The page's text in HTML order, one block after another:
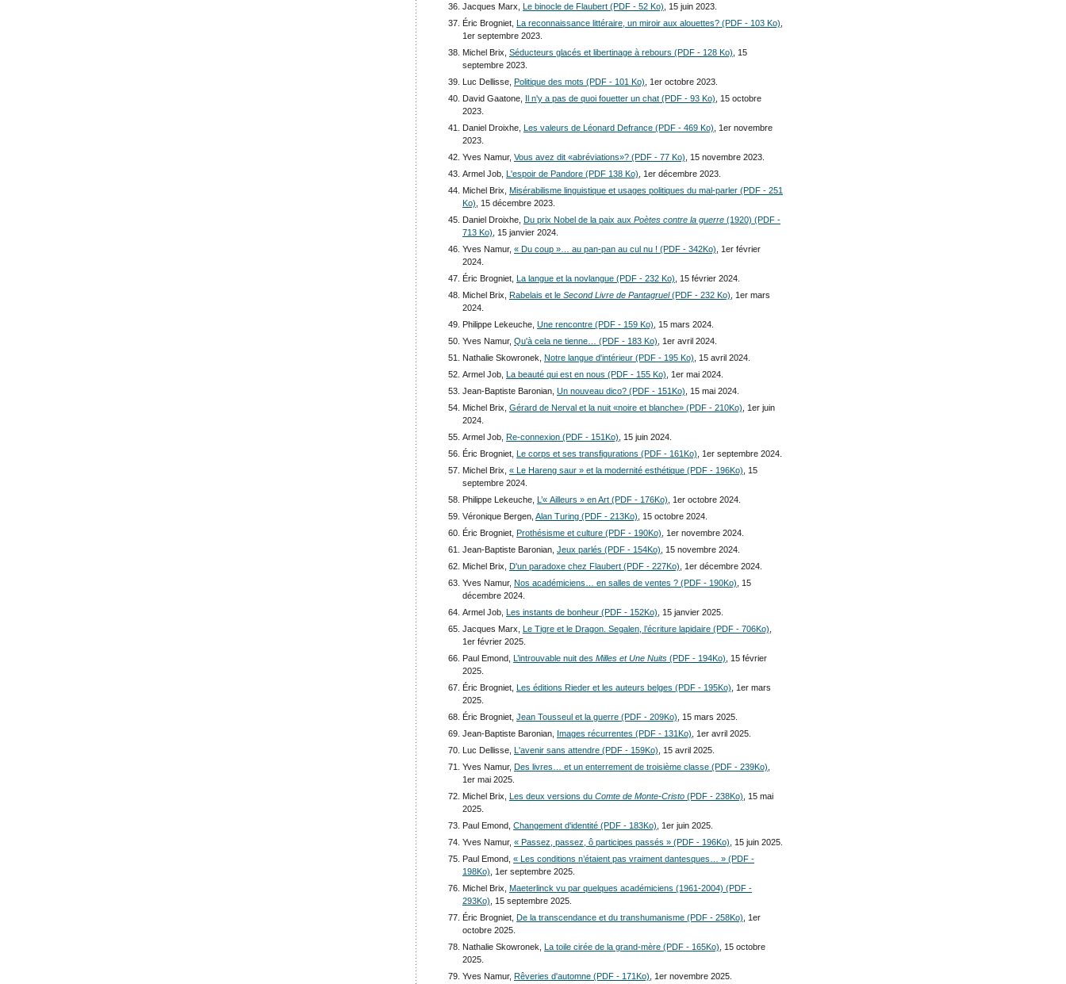
Jacques Marx, Le binocle de Flaubert (PDF - 52 Ko) , 15 juin 2023.
Éric Brogniet, La reconnaissance littéraire, un miroir aux alouettes? (PDF - 103 Ko)
1er septembre 2023.
Michel Brix, Séducteurs glacés et libertinage à rebours (PDF - 128 Ko) , 15
septembre 2023.
Luc Dellisse, Politique des mots (PDF - 101 Ko) , 1er octobre 2023.
David Gaatone, Il n'y a pas de quoi fouetter un chat (PDF - 93 Ko) , 15 octobre
2023.
Daniel Droixhe, Les valeurs de Léonard Defrance (PDF - 469 Ko) , 1er novembre
2023.
Yves Namur, Vous avez dit «abréviations»? (PDF - 77 Ko) , 15 novembre 2023.
Armel Job, L'espoir de Pandore (PDF 138 Ko) , 1er décembre 2023.
Michel Brix, Misérabilisme linguistique et usages politiques du mal-parler (PDF - 251
Ko) , 15 décembre 2023.
Daniel Droixhe, Du prix Nobel de la paix aux Poètes contre la guerre (1920) (PDF -
713 Ko) , 15 janvier 2024.
Yves Namur, « Du coup »… au pan-pan au cul nu ! (PDF - 342Ko) , 1er février
2024.
Éric Brogniet, La langue et la novlangue (PDF - 232 Ko) , 15 février 2024.
Michel Brix, Rabelais et le Second Livre de Pantagruel(PDF - 232 Ko) , 1er mars
2024.
Philippe Lekeuche, Une rencontre (PDF - 159 Ko) , 15 mars 2024.
Yves Namur, Qu'à cela ne tienne… (PDF - 183 Ko) , 1er avril 2024.
Nathalie Skowronek, Notre langue d'intérieur (PDF - 195 Ko) , 15 avril 2024.
Armel Job, La beauté qui est en nous (PDF - 155 Ko) , 1er mai 2024.
Jean-Baptiste Baronian, Un nouveau dico? (PDF - 151Ko) , 15 mai 2024.
Michel Brix, Gérard de Nerval et la nuit «noire et blanche» (PDF - 210Ko) , 1er juin
2024.
Armel Job, Re-connexion (PDF - 151Ko) , 15 juin 2024.
Éric Brogniet, Le corps et ses transfigurations (PDF - 161Ko) , 1er septembre 2024.
Michel Brix, « Le Hareng saur » et la modernité esthétique (PDF - 196Ko) , 15
septembre 2024.
Philippe Lekeuche, L’« Ailleurs » en Art (PDF - 176Ko) , 1er octobre 2024.
Véronique Bergen, Alan Turing (PDF - 213Ko) , 15 octobre 2024.
Éric Brogniet, Prothésisme et culture (PDF - 190Ko) , 1er novembre 2024.
Jean-Baptiste Baronian, Jeux parlés (PDF - 154Ko) , 15 novembre 2024.
Michel Brix, D'un paradoxe chez Flaubert (PDF - 227Ko) , 1er décembre 2024.
Yves Namur, Nos académiciens… en salles de ventes ? (PDF - 190Ko) , 15
décembre 2024.
Armel Job, Les instants de bonheur (PDF - 152Ko) , 15 janvier 2025.
Jacques Marx, Le Tigre et le Dragon. Segalen, l’écriture lapidaire (PDF - 706Ko)
1er février 2025.
Paul Emond, L’introuvable nuit des Milles et Une Nuits (PDF - 194Ko) , 15 février
2025.
Éric Brogniet, Les éditions Rieder et les auteurs belges (PDF - 195Ko) , 1er mars
2025.
Éric Brogniet, Jean Tousseul et la guerre (PDF - 209Ko) , 15 mars 2025.
Jean-Baptiste Baronian, Images récurrentes (PDF - 131Ko) , 1er avril 2025.
Luc Dellisse, L'avenir sans attendre (PDF - 159Ko) , 15 avril 2025.
Yves Namur, Des livres… et un enterrement de troisième classe (PDF - 239Ko)
1er mai 2025.
Michel Brix, Les deux versions du Comte de Monte-Cristo (PDF - 238Ko) , 15 mai
2025.
Paul Emond, Changement d'identité (PDF - 183Ko) , 1er juin 2025.
Yves Namur, « Passez, passez, ô participes passés » (PDF - 196Ko) , 15 juin 2025.
Paul Emond, « Les conditions n’étaient pas vraiment dantesques… » (PDF -
198Ko) , 1er septembre 2025.
Michel Brix, Maeterlinck vu par quelques académiciens (1961-2004) (PDF -
293Ko) , 15 septembre 2025.
Éric Brogniet, De la transcendance et du transhumanisme (PDF - 258Ko) , 1er
octobre 2025.
Nathalie Skowronek, La toile cirée de la grand-mère (PDF - 165Ko) , 15 octobre
2025.
Yves Namur, Rêveries d'automne (PDF - 171Ko) , 1er novembre 2025.